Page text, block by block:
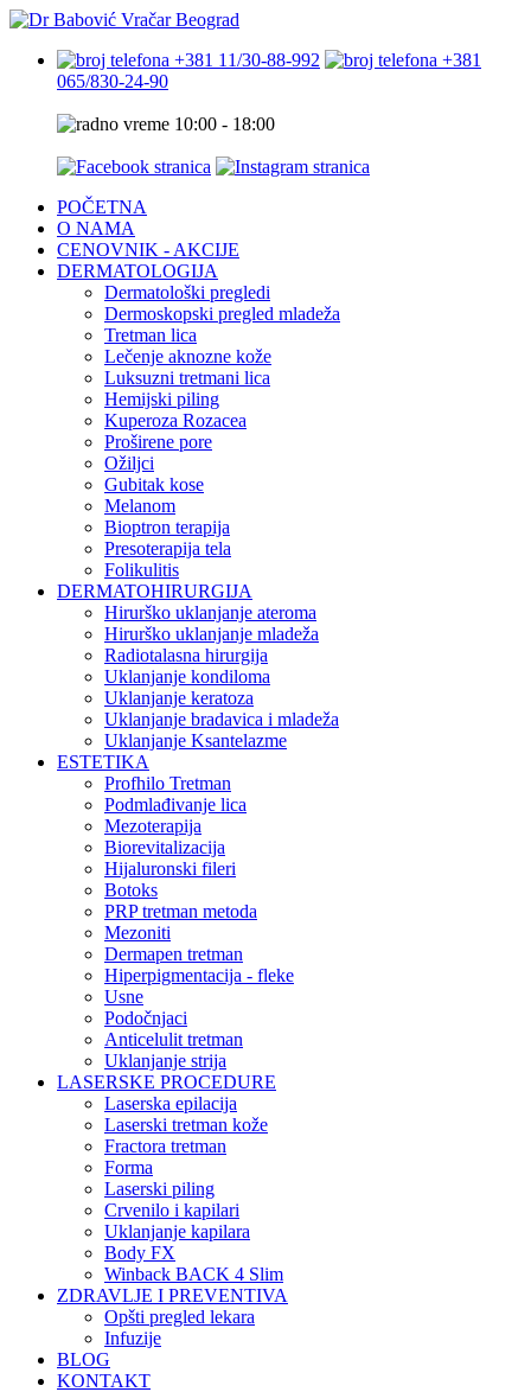
+381 11/30-88-992
+381
065/830-24-90
10:00 - 18:00
POČETNA
O NAMA
CENOVNIK - AKCIJE
DERMATOLOGIJA
Dermatološki pregledi
Dermoskopski pregled mladeža
Tretman lica
Lečenje aknozne kože
Luksuzni tretmani lica
Hemijski piling
Kuperoza Rozacea
Proširene pore
Ožiljci
Gubitak kose
Melanom
Bioptron terapija
Presoterapija tela
Folikulitis
DERMATOHIRURGIJA
Hirurško uklanjanje ateroma
Hirurško uklanjanje mladeža
Radiotalasna hirurgija
Uklanjanje kondiloma
Uklanjanje keratoza
Uklanjanje bradavica i mladeža
Uklanjanje Ksantelazme
ESTETIKA
Profhilo Tretman
Podmlađivanje lica
Mezoterapija
Biorevitalizacija
Hijaluronski fileri
Botoks
PRP tretman metoda
Mezoniti
Dermapen tretman
Hiperpigmentacija - fleke
Usne
Podočnjaci
Anticelulit tretman
Uklanjanje strija
LASERSKE PROCEDURE
Laserska epilacija
Laserski tretman kože
Fractora tretman
Forma
Laserski piling
Crvenilo i kapilari
Uklanjanje kapilara
Body FX
Winback BACK 4 Slim
ZDRAVLJE I PREVENTIVA
Opšti pregled lekara
Infuzije
BLOG
KONTAKT